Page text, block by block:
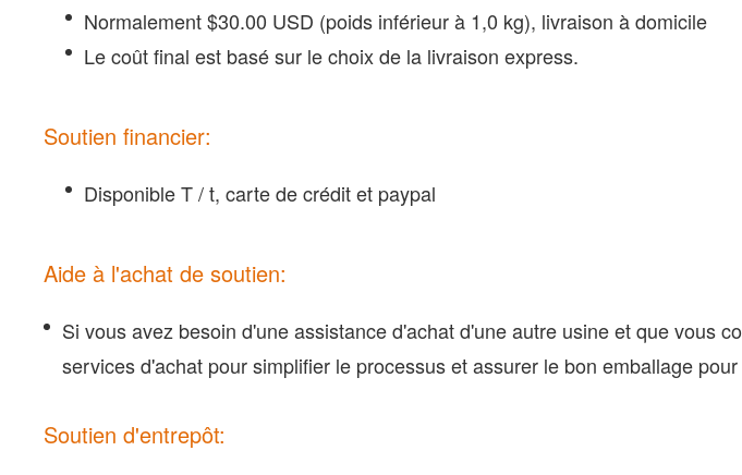
Normalement $30.00 USD (poids inférieur à 1,0 kg), livraison à domicile
Le coût final est basé sur le choix de la livraison express.
Soutien financier:
Disponible T / t, carte de crédit et paypal
Aide à l'achat de soutien:
Si vous avez besoin d'une assistance d'achat d'une autre usine et que vous
services d'achat pour simplifier le processus et assurer le bon emballage
Soutien d'entrepôt: